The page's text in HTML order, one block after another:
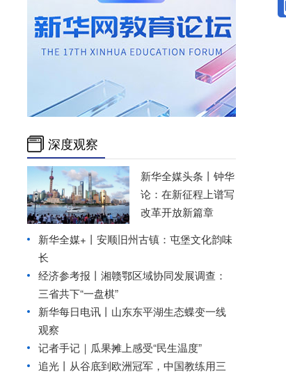
深度观察
新华全媒头条丨 钟华
论：在新征程上谱写
改革开放新篇章
新华全媒+丨 安顺旧州古镇：屯堡文化韵味
长
经济参考报丨 湘赣鄂区域协同发展调查：
三省共下“一盘棋”
新华每日电讯丨 山东东平湖生态蝶变一线
观察
记者手记｜瓜果摊上感受“民生温度”
追光丨
从谷底到欧洲冠军，中国教练用三